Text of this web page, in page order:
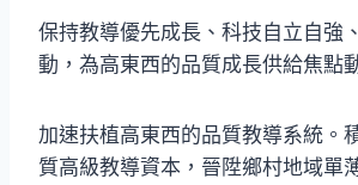
保持教導優先成長、科技自立自強
動，為高東西的品質成長供給焦點
加速扶植高東西的品質教導系統。
質高級教導資本，晉陞鄉村地域單